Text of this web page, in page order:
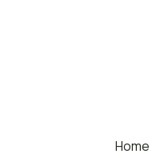
Home